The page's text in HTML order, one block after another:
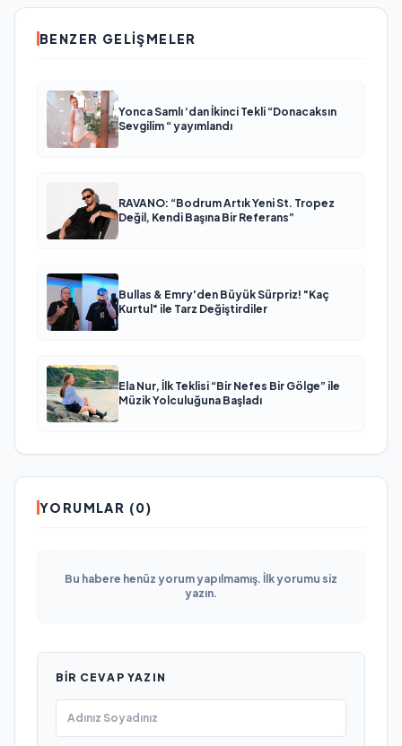
BENZER GELIŞMELER
Yonca Samlı ‘dan İkinci Tekli “Donacaksın
Sevgilim “ yayımlandı
RAVANO: “Bodrum Artık Yeni St. Tropez
Değil, Kendi Başına Bir Referans”
Bullas & Emry'den Büyük Sürpriz! "Kaç
Kurtul" ile Tarz Değiştirdiler
Ela Nur, İlk Teklisi “Bir Nefes Bir Gölge” ile
Müzik Yolculuğuna Başladı
YORUMLAR (0)
Bu habere henüz yorum yapılmamış. İlk yorumu siz
yazın.
BIR CEVAP YAZIN